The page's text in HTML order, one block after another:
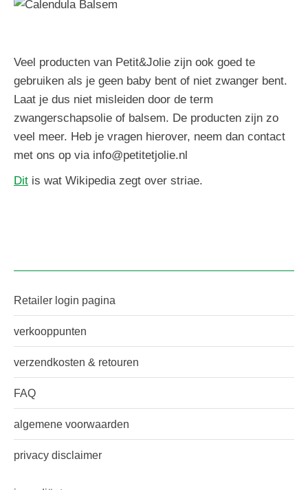
Veel producten van Petit&Jolie zijn ook goed te
gebruiken als je geen baby bent of niet zwanger bent.
Laat je dus niet misleiden door de term
zwangerschapsolie of balsem. De producten zijn zo
veel meer. Heb je vragen hierover, neem dan contact
met ons op via info@petitetjolie.nl
Dit is wat Wikipedia zegt over striae.
Retailer login pagina
verkooppunten
verzendkosten & retouren
FAQ
algemene voorwaarden
privacy disclaimer